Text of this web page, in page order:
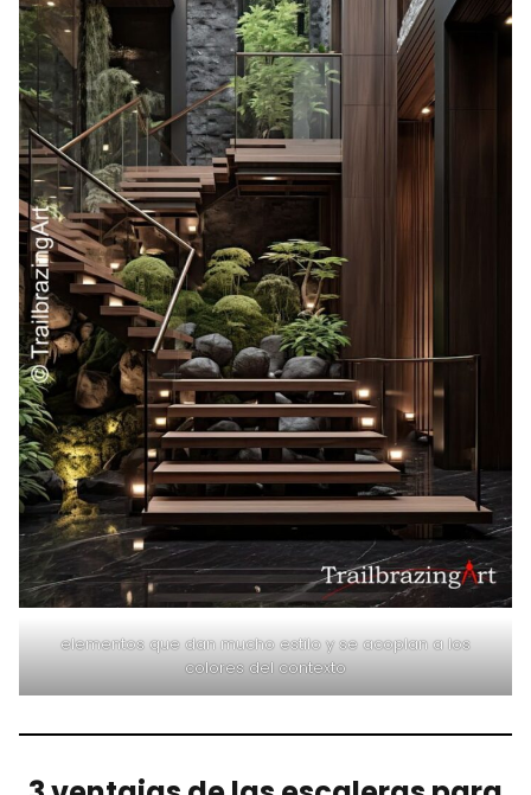
elementos que dan mucho estilo y se acoplan a los
colores del contexto